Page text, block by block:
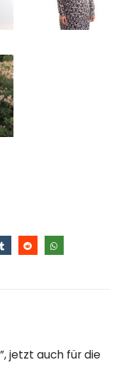
jetzt auch für die